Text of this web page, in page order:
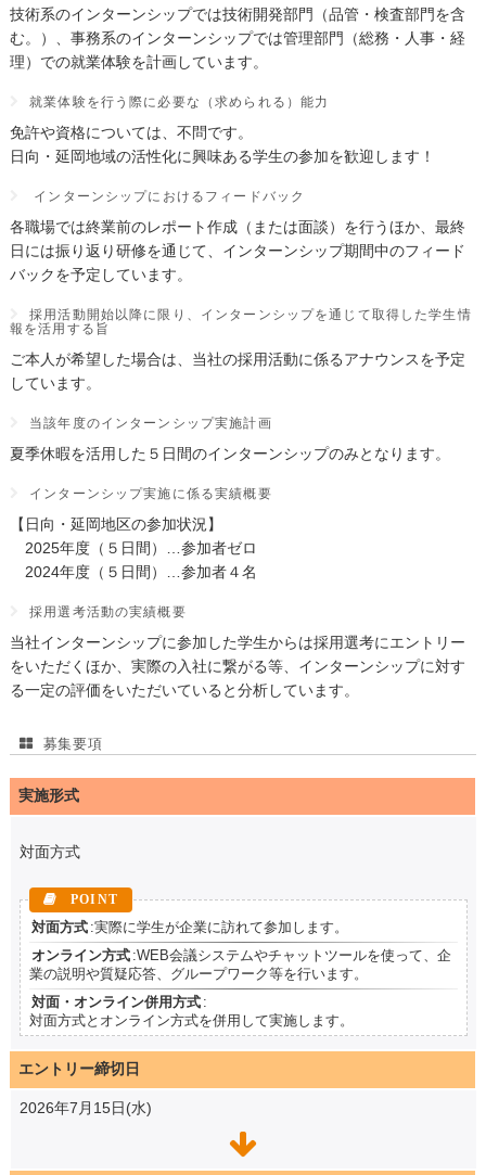
技術系のインターンシップでは技術開発部門（品管・検査部門を含
む。）、事務系のインターンシップでは管理部門（総務・人事・経
理）での就業体験を計画しています。
就業体験を行う際に必要な（求められる）能力
免許や資格については、不問です。
日向・延岡地域の活性化に興味ある学生の参加を歓迎します！
インターンシップにおけるフィードバック
各職場では終業前のレポート作成（または面談）を行うほか、最終
日には振り返り研修を通じて、インターンシップ期間中のフィード
バックを予定しています。
採用活動開始以降に限り、インターンシップを通じて取得した学生情
報を活用する旨
ご本人が希望した場合は、当社の採用活動に係るアナウンスを予定
しています。
当該年度のインターンシップ実施計画
夏季休暇を活用した５日間のインターンシップのみとなります。
インターンシップ実施に係る実績概要
【日向・延岡地区の参加状況】
2025年度（５日間）…参加者ゼロ
2024年度（５日間）…参加者４名
採用選考活動の実績概要
当社インターンシップに参加した学生からは採用選考にエントリー
をいただくほか、実際の入社に繋がる等、インターンシップに対す
る一定の評価をいただいていると分析しています。
募集要項
実施形式
対面方式
対面方式 :実際に学生が企業に訪れて参加します。
オンライン方式 :WEB会議システムやチャットツールを使って、企
業の説明や質疑応答、グループワーク等を行います。
対面・オンライン併用方式 :
対面方式とオンライン方式を併用して実施します。
エントリー締切日
2026年7月15日(水)